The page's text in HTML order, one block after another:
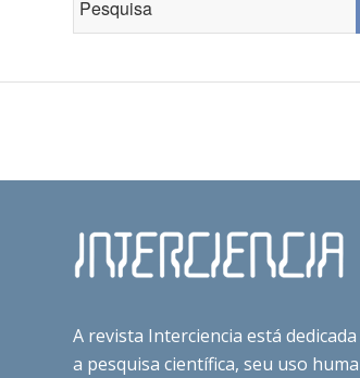
A revista Interciencia está
a pesquisa científica, seu uso